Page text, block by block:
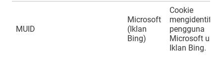
MUID
Microsoft
(Iklan
Bing)
Cookie
pengguna
Microsoft
Iklan Bing.